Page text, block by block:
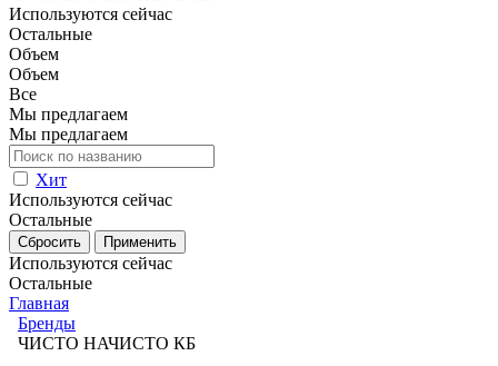
Используются сейчас
Остальные
Объем
Объем
Все
Мы предлагаем
Мы предлагаем
Хит
Используются сейчас
Остальные
Используются сейчас
Остальные
Главная
Бренды
ЧИСТО НАЧИСТО КБ